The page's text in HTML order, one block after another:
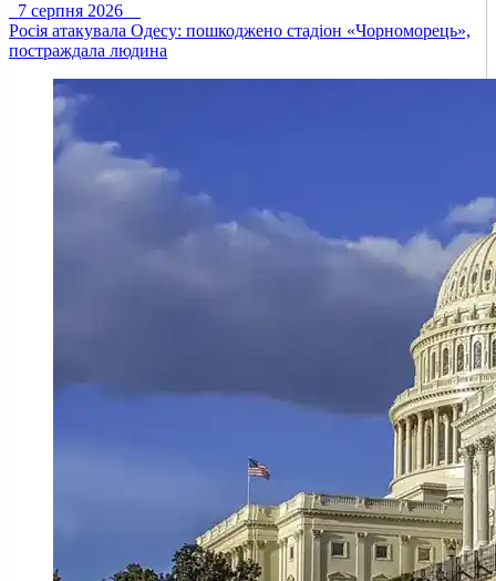
7 серпня 2026
Росія атакувала Одесу: пошкоджено стадіон «Чорноморець»,
постраждала людина